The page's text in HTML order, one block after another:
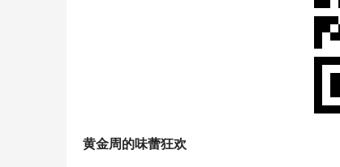
黄金周的味蕾狂欢